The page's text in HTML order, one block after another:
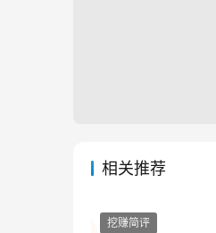
相关推荐
挖赚简评